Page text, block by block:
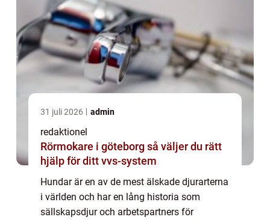
31 juli 2026 admin
redaktionel
Rörmokare i göteborg så väljer du rätt
hjälp för ditt vvs-system
Hundar är en av de mest älskade djurarterna
i världen och har en lång historia som
sällskapsdjur och arbetspartners för